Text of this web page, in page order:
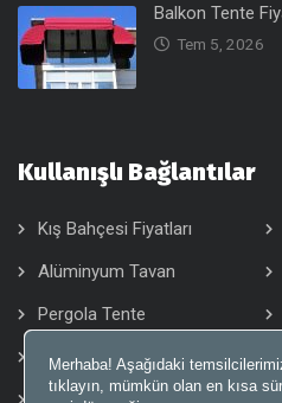
Balkon Tente
Tem 5, 2026
Kullanışlı Bağlantılar
Kış Bahçesi Fiyatları
Alüminyum Tavan
Pergola Tente
Wintent Tente
Merhaba! Aşağıdaki
tıklayın, mümkün olan en kısa